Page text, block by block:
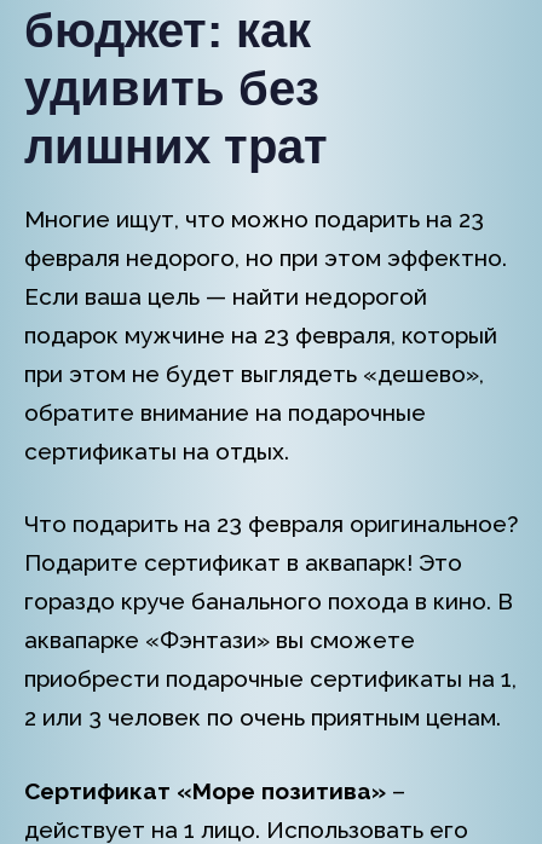
бюджет: как
удивить без
лишних трат
Многие ищут, что можно подарить на 23
февраля недорого, но при этом эффектно.
Если ваша цель — найти недорогой
подарок мужчине на 23 февраля, который
при этом не будет выглядеть «дешево»,
обратите внимание на подарочные
сертификаты на отдых.
Что подарить на 23 февраля оригинальное?
Подарите сертификат в аквапарк! Это
гораздо круче банального похода в кино. В
аквапарке «Фэнтази» вы сможете
приобрести подарочные сертификаты на 1,
2 или 3 человек по очень приятным ценам.
Сертификат «Море позитива» –
действует на 1 лицо. Использовать его